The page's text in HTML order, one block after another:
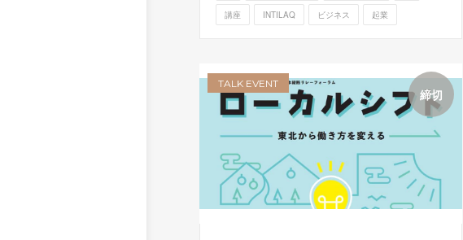
講座 INTILAQ ビジネス 起業
締切
TALK EVENT